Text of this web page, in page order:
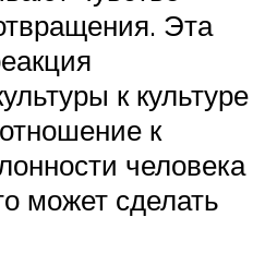
Эта
к культуре
к
человека
может сделать